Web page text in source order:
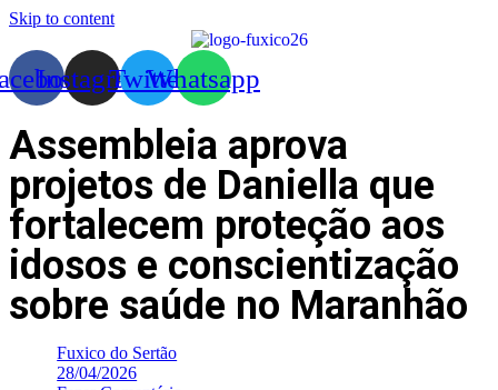
Skip to content
InstagramTwitterWhatsapp
Assembleia aprova
projetos de Daniella que
fortalecem proteção aos
idosos e conscientização
sobre saúde no Maranhão
Fuxico do Sertão
28/04/2026